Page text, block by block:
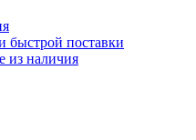
быстрой поставки